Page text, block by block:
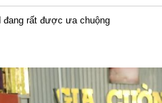
đang rất được ưa chuộng